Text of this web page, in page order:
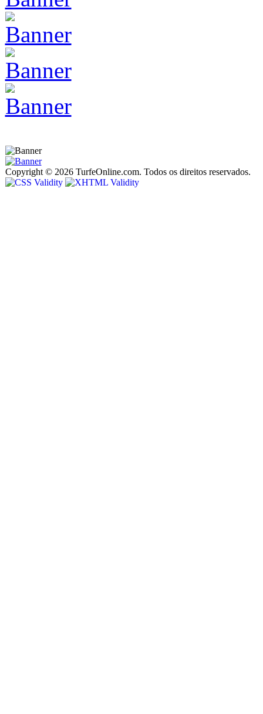
Copyright © 2026 TurfeOnline.com. Todos os direitos reservados.